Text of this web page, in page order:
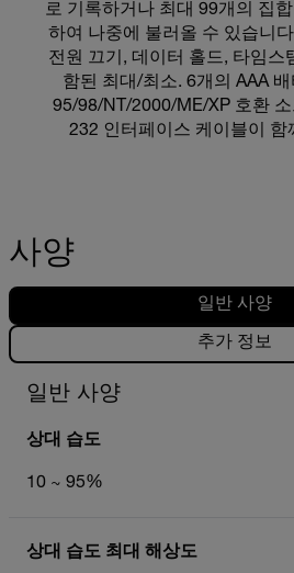
로 기록하거나 최대 99개의 집
하여 나중에 불러올 수 있습니
전원 끄기, 데이터 홀드, 타임스
함된 최대/최소. 6개의 AAA
95/98/NT/2000/ME/XP 호환
232 인터페이스 케이블이 함
사양
일반 사양
추가 정보
일반 사양
상대 습도
10 ~ 95%
상대 습도 최대 해상도